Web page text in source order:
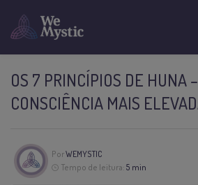
OS 7 PRINCÍPIOS DE HUNA
CONSCIÊNCIA MAIS
PorWEMYSTIC
Tempo de leitura: 5 min